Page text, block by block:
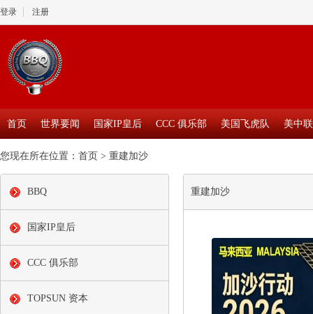
登录 注册
首页 世界要闻 国家IP皇后 CCC 俱乐部 美国飞虎队 美中
您现在所在位置： 首页 > 重建加沙
BBQ
国家IP皇后
CCC 俱乐部
TOPSUN 资本
重建加沙